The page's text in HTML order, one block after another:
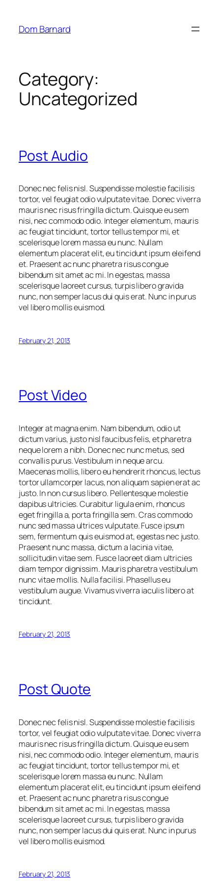
content
Dom Barnard
Category:
Uncategorized
Post Audio
Donec nec felis nisl. Suspendisse molestie facilisis
tortor, vel feugiat odio vulputate vitae. Donec viverra
mauris nec risus fringilla dictum. Quisque eu sem
nisi, nec commodo odio. Integer elementum, mauris
ac feugiat tincidunt, tortor tellus tempor mi, et
scelerisque lorem massa eu nunc. Nullam
elementum placerat elit, eu tincidunt ipsum eleifend
et. Praesent ac nunc pharetra risus congue
bibendum sit amet ac mi. In egestas, massa
scelerisque laoreet cursus, turpis libero gravida
nunc, non semper lacus dui quis erat. Nunc in purus
vel libero mollis euismod.
February 21, 2013
Post Video
Integer at magna enim. Nam bibendum, odio ut
dictum varius, justo nisl faucibus felis, et pharetra
neque lorem a nibh. Donec nec nunc metus, sed
convallis purus. Vestibulum in neque arcu.
Maecenas mollis, libero eu hendrerit rhoncus, lectus
tortor ullamcorper lacus, non aliquam sapien erat ac
justo. In non cursus libero. Pellentesque molestie
dapibus ultricies. Curabitur ligula enim, rhoncus
eget fringilla a, porta fringilla sem. Cras commodo
nunc sed massa ultrices vulputate. Fusce ipsum
sem, fermentum quis euismod at, egestas nec justo.
Praesent nunc massa, dictum a lacinia vitae,
sollicitudin vitae sem. Fusce laoreet diam ultricies
diam tempor dignissim. Mauris pharetra vestibulum
nunc vitae mollis. Nulla facilisi. Phasellus eu
vestibulum augue. Vivamus viverra iaculis libero at
tincidunt.
February 21, 2013
Post Quote
Donec nec felis nisl. Suspendisse molestie facilisis
tortor, vel feugiat odio vulputate vitae. Donec viverra
mauris nec risus fringilla dictum. Quisque eu sem
nisi, nec commodo odio. Integer elementum, mauris
ac feugiat tincidunt, tortor tellus tempor mi, et
scelerisque lorem massa eu nunc. Nullam
elementum placerat elit, eu tincidunt ipsum eleifend
et. Praesent ac nunc pharetra risus congue
bibendum sit amet ac mi. In egestas, massa
scelerisque laoreet cursus, turpis libero gravida
nunc, non semper lacus dui quis erat. Nunc in purus
vel libero mollis euismod.
February 21, 2013